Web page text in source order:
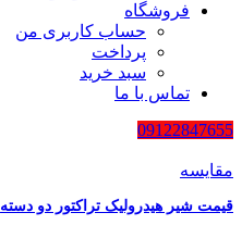
فروشگاه
حساب کاربری من
پرداخت
سبد خرید
تماس با ما
09122847655
مقایسه
قیمت شیر هیدرولیک تراکتور دو دسته